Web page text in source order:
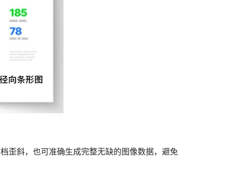
歪斜，也可准确生成完整无缺的图像数据，避免